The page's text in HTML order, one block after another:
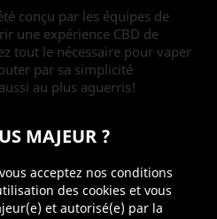
conçu par les équipes de
une expérience CBD de
tout le nécessaire pour vaper
par sa simplicité
au plus aguerris!
vape pen Reefer à notre e-
de CBD.
MAJEUR ?
acceptez nos conditions
des cookies et vous
et autorisé(e) par la